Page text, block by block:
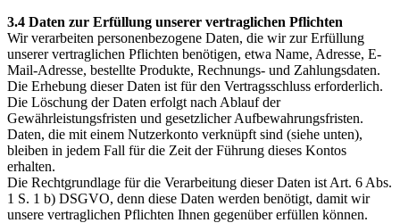
3.4 Daten zur Erfüllung unserer vertraglichen Pflichten
Wir verarbeiten personenbezogene Daten, die wir zur Erfüllung
unserer vertraglichen Pflichten benötigen, etwa Name, Adresse, E-
Mail-Adresse, bestellte Produkte, Rechnungs- und Zahlungsdaten.
Die Erhebung dieser Daten ist für den Vertragsschluss erforderlich.
Die Löschung der Daten erfolgt nach Ablauf der
Gewährleistungsfristen und gesetzlicher Aufbewahrungsfristen.
Daten, die mit einem Nutzerkonto verknüpft sind (siehe unten),
bleiben in jedem Fall für die Zeit der Führung dieses Kontos
erhalten.
Die Rechtgrundlage für die Verarbeitung dieser Daten ist Art. 6 Abs.
1 S. 1 b) DSGVO, denn diese Daten werden benötigt, damit wir
unsere vertraglichen Pflichten Ihnen gegenüber erfüllen können.